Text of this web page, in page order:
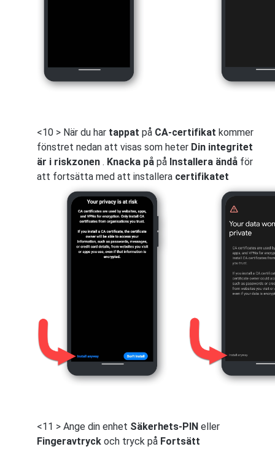
<10 > När du har tappat på CA-certifikat kommer
fönstret nedan att visas som heter Din integritet
är i riskzonen . Knacka på på Installera ändå för
att fortsätta med att installera certifikatet
<11 > Ange din enhet Säkerhets-PIN eller
Fingeravtryck och tryck på Fortsätt